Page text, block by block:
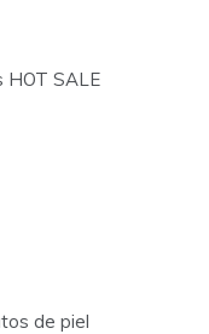
HOT SALE
de piel